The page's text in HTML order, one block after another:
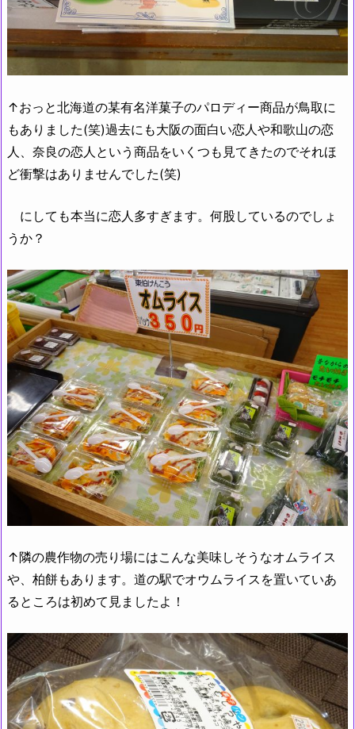
↑おっと北海道の某有名洋菓子のパロディー商品が鳥取に
もありました(笑)過去にも大阪の面白い恋人や和歌山の恋
人、奈良の恋人という商品をいくつも見てきたのでそれほ
ど衝撃はありませんでした(笑)
にしても本当に恋人多すぎます。何股しているのでしょ
うか？
↑隣の農作物の売り場にはこんな美味しそうなオムライス
や、柏餅もあります。道の駅でオウムライスを置いていあ
るところは初めて見ましたよ！